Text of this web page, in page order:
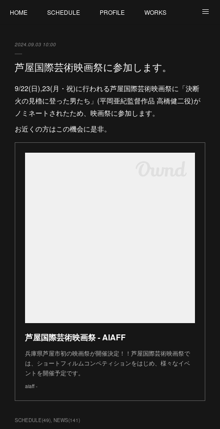
HOME SCHEDULE PROFILE WORKS
2024.09.03 10:00
芦屋国際芸術映画祭に参加します。
9/22(日),23(月・祝)に行われる芦屋国際芸術映画祭に「決断
火の見櫓に登った男たち」(平岡亜紀監督作品 高橋健二役)が
ノミネートされたため、映画祭に参加します。
お近くの方はこの機会に是非。
芦屋国際芸術映画祭 - AIAFF
兵庫県芦屋市初の映画祭が開催決定！！芦屋国際芸術映画祭で
は、ショートフィルムコンペティションをはじめ、様々なイベ
ントを開催予定です。
aiaff -
SCHEDULE(49) NEWS(141)